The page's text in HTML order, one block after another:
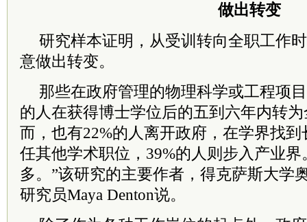
做出转变
研究样本证明，从受训转向全职工作
意做出转变。
那些在政府管理的物理科学或工程项
的人在获得博士学位后的五到六年内转
而，也有22%的人离开政府，在学界找
任其他学术职位，39%的人则步入产业
多。”该研究的主要作者，得克萨斯大学
研究员Maya Denton说。